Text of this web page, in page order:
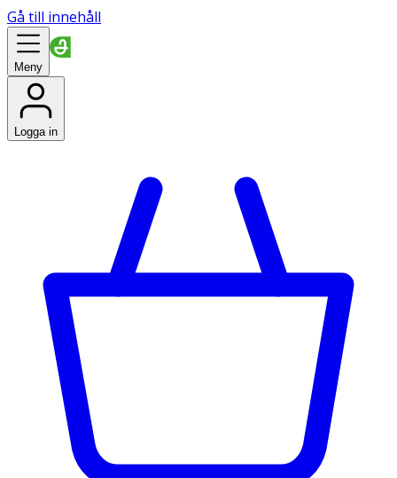
Gå till innehåll
Meny
Logga in